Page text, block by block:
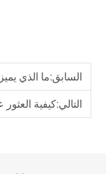
السابق:ما الذي
التالي:كيفية العثور